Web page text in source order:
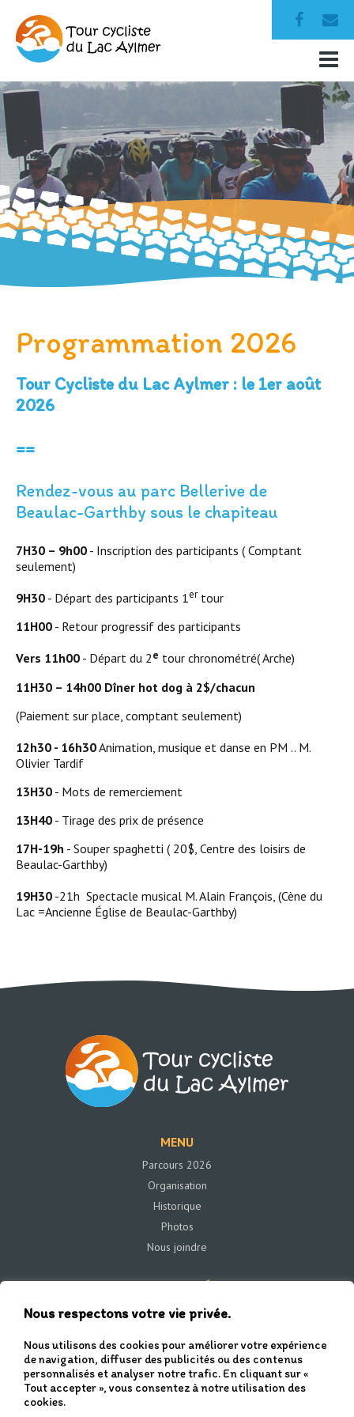
Programmation 2026
Tour Cycliste du Lac Aylmer : le 1er août
2026
==
Rendez-vous au parc Bellerive de
Beaulac-Garthby sous le chapiteau
7H30 – 9h00 - Inscription des participants ( Comptant
seulement)
9H30 - Départ des participants 1ertour
11H00 - Retour progressif des participants
Vers 11h00 - Départ du 2e tour chronométré( Arche)
11H30 – 14h00 Dîner hot dog à 2$/chacun
(Paiement sur place, comptant seulement)
12h30 - 16h30Animation, musique et danse en PM .. M.
Olivier Tardif
13H30 - Mots de remerciement
13H40 - Tirage des prix de présence
17H-19h - Souper spaghetti ( 20$, Centre des loisirs de
Beaulac-Garthby)
19H30 -21h Spectacle musical M. Alain François, (Cène du
Lac =Ancienne Église de Beaulac-Garthby)
MENU
Parcours 2026
Organisation
Historique
Photos
Nous joindre
COORDONNÉE
43 rue Saint-Jacques
Nous respectons votre vie privée.
Nous utilisons des cookies pour améliorer votre expérience
de navigation, diffuser des publicités ou des contenus
personnalisés et analyser notre trafic. En cliquant sur «
Tout accepter », vous consentez à notre utilisation des
cookies.